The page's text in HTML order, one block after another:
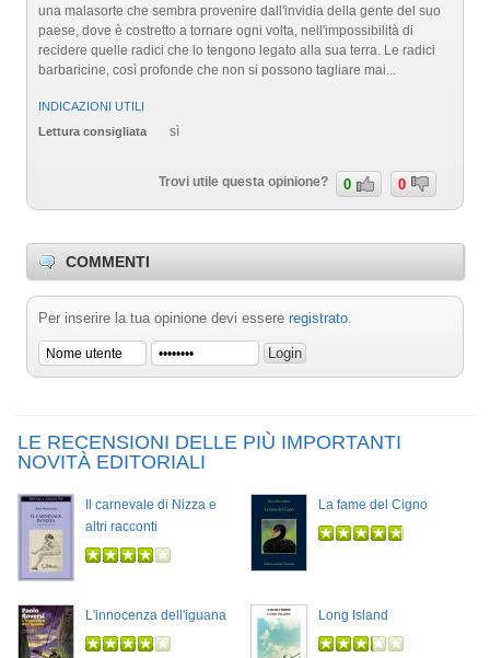
una malasorte che sembra provenire dall'invidia della gente del suo
paese, dove è costretto a tornare ogni volta, nell'impossibilità di
recidere quelle radici che lo tengono legato alla sua terra. Le radici
barbaricine, così profonde che non si possono tagliare mai...
INDICAZIONI UTILI
Lettura consigliata
sì
Trovi utile questa opinione? 0 0
COMMENTI
Per inserire la tua opinione devi essere registrato.
LE RECENSIONI DELLE PIÙ IMPORTANTI
NOVITÀ EDITORIALI
Il carnevale di Nizza e
altri racconti
La fame del Cigno
L'innocenza dell'iguana Long Island